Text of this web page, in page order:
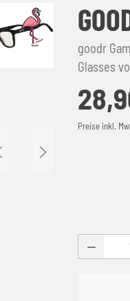
goodr
Glasses
Preise inkl.